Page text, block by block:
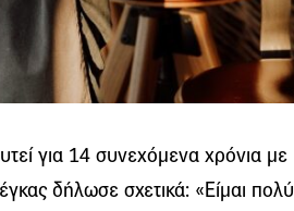
για 14 συνεχόμενα χρόνια με
δήλωσε σχετικά: «Είμαι πολύ